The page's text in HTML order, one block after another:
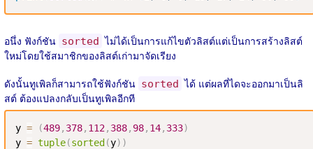
อนึ่ง ฟังก์ชัน sorted ไม่ได้เป็นการแก้ไขตัวลิสต์แต่เป็นการสร้างลิสต์
ใหม่โดยใช้สมาชิกของลิสต์เก่ามาจัดเรียง
ดังนั้นทูเพิลก็สามารถใช้ฟังก์ชัน sorted ได้ แต่ผลที่ไดจะออกมาเป็นลิ
สต์ ต้องแปลงกลับเป็นทูเพิลอีกที
y = (489, 378, 112, 388, 98, 14, 333)
y = tuple(sorted (y) )